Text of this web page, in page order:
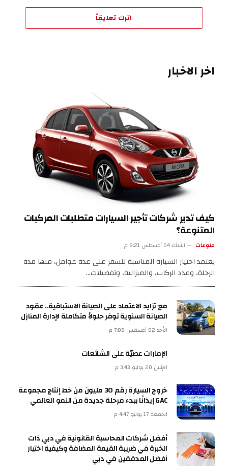
اترك تعليقاً
اخر الاخبار
كيف تدير شركات تأجير السيارات متطلبات المركبات
المتنوعة؟
منوعات الثلاثاء 04 أغسطس 9:21 م
يعتمد اختيار السيارة المناسبة للسفر على عدة عوامل، منها مدة
الرحلة، وعدد الركاب، والميزانية، وتفضيلات…
مع تزايد الاعتماد على الصيانة الاستباقية.. عقود
الصيانة السنوية توفر حلولاً متكاملة لإدارة المنازل
الأحد 02 أغسطس 7:08 م
الإمارات عصيّة على الشائعات
الإثنين 20 يوليو 3:43 م
خروج السيارة رقم 30 مليون من خط إنتاج مجموعة
GAC إيذانًا ببدء مرحلة جديدة من النمو العالمي
الجمعة 17 يوليو 4:47 م
أفضل شركات المحاسبة القانونية في دبي ذات
الخبرة في ضريبة القيمة المضافة وكيفية اختيار
أفضل المدققين في دبي